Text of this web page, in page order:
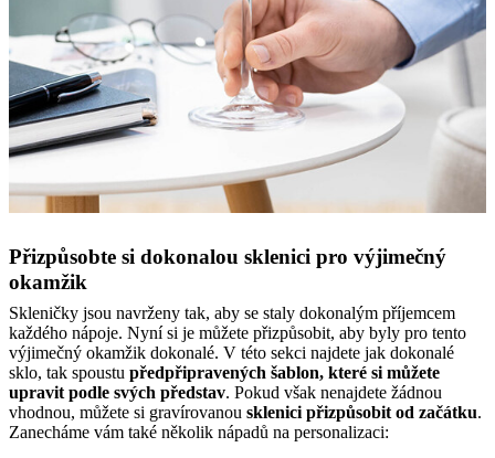
Přizpůsobte si dokonalou sklenici pro výjimečný
okamžik
Skleničky jsou navrženy tak, aby se staly dokonalým příjemcem
každého nápoje. Nyní si je můžete přizpůsobit, aby byly pro tento
výjimečný okamžik dokonalé. V této sekci najdete jak dokonalé
sklo, tak spoustu předpřipravených šablon, které si můžete
upravit podle svých představ. Pokud však nenajdete žádnou
vhodnou, můžete si gravírovanou sklenici přizpůsobit od začátku.
Zanecháme vám také několik nápadů na personalizaci: